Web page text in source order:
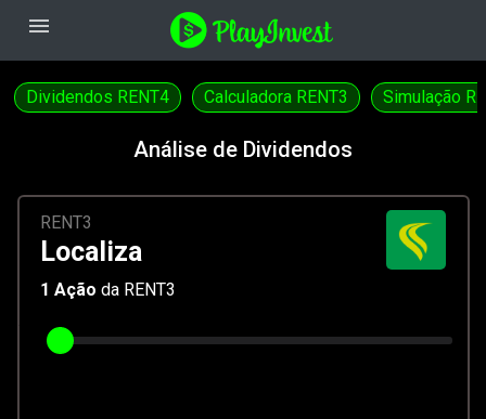
menu
Dividendos RENT4 Calculadora RENT3 Simulação
Análise de Dividendos
RENT3
Localiza
1 Ação da RENT3